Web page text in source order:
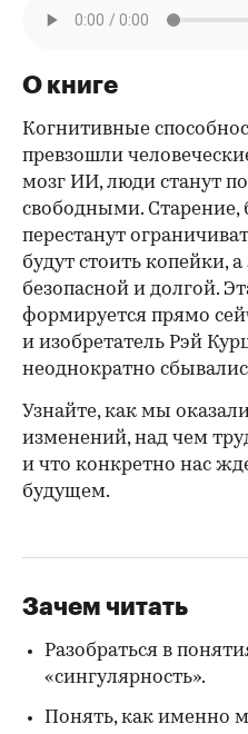
О книге
Когнитивные
превзошли
мозг ИИ, люди станут
свободными. Старение,
перестанут
будут стоить копейки,
безопасной и долгой.
формируется прямо
и изобретатель Рэй
неоднократно
Узнайте, как мы
изменений, над чем
и что конкретно нас
будущем.
Зачем читать
Разобраться в
«сингулярность».
Понять, как именно